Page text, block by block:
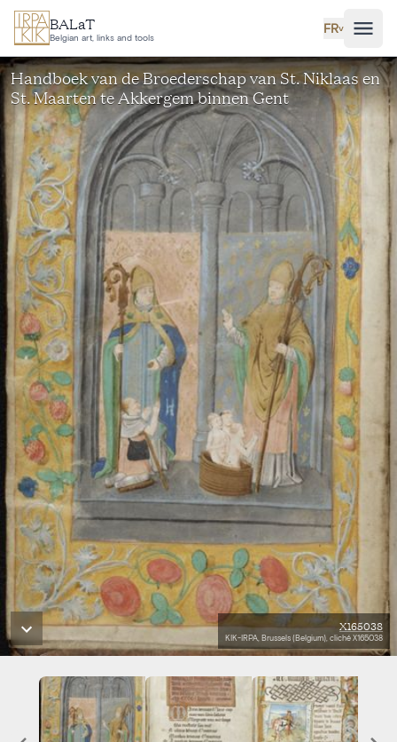
Aller au contenu principal
BALaT
Belgian art, links and tools
FR˅
Handboek van de Broederschap van St. Niklaas en
St. Maarten te Akkergem binnen Gent
X165038
KIK-IRPA, Brussels (Belgium), cliché X165038